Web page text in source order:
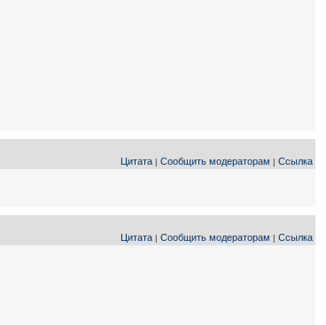
Цитата | Сообщить модераторам | Ссылка
Цитата | Сообщить модераторам | Ссылка